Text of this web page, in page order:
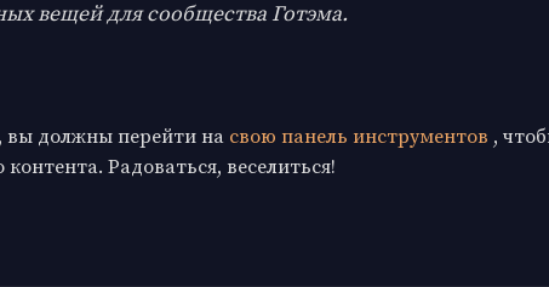
вещей для сообщества Готэма.
вы должны перейти на свою панель инструментов ,
Радоваться, веселиться!